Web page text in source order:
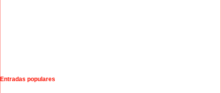
Entradas populares